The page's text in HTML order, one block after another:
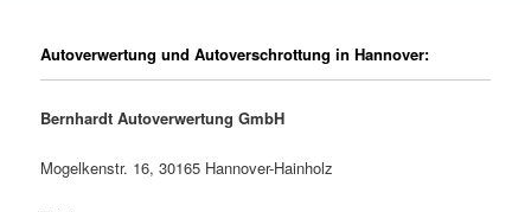
Autoverwertung und Autoverschrottung in Hannover:
Bernhardt Autoverwertung GmbH
Mogelkenstr. 16, 30165 Hannover-Hainholz